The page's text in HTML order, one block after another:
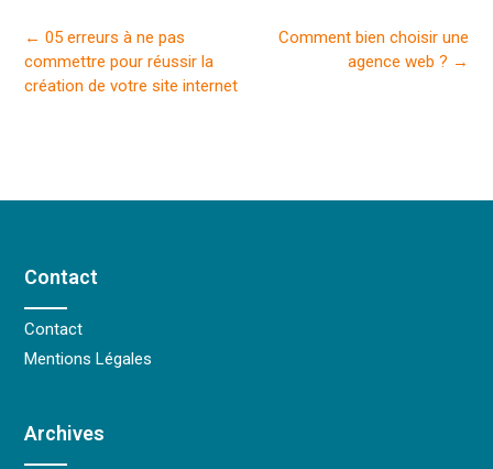
Post
navigation
Comment bien choisir une
agence web ? →
← 05 erreurs à ne pas
commettre pour réussir la
création de votre site internet
Contact
Contact
Mentions Légales
Archives